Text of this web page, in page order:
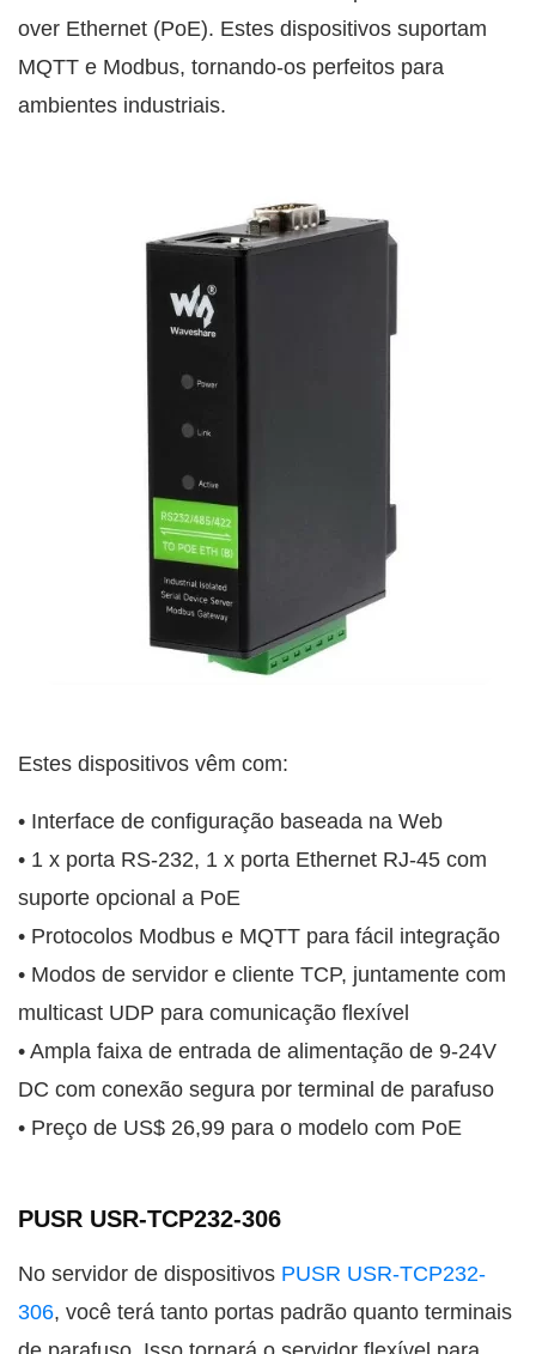
over Ethernet (PoE). Estes dispositivos suportam
MQTT e Modbus, tornando-os perfeitos para
ambientes industriais.
Estes dispositivos vêm com:
• Interface de configuração baseada na Web
• 1 x porta RS-232, 1 x porta Ethernet RJ-45 com
suporte opcional a PoE
• Protocolos Modbus e MQTT para fácil integração
• Modos de servidor e cliente TCP, juntamente com
multicast UDP para comunicação flexível
• Ampla faixa de entrada de alimentação de 9-24V
DC com conexão segura por terminal de parafuso
• Preço de US$ 26,99 para o modelo com PoE
PUSR USR-TCP232-306
No servidor de dispositivos PUSR USR-TCP232-
306, você terá tanto portas padrão quanto terminais